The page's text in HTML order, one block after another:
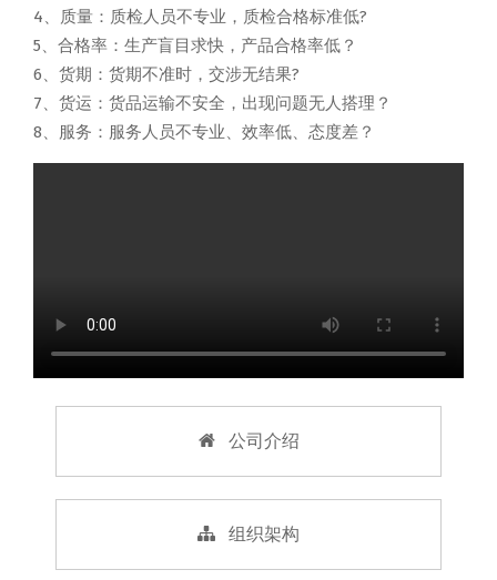
4、质量：质检人员不专业，质检合格标准低?
5、合格率：生产盲目求快，产品合格率低？
6、货期：货期不准时，交涉无结果?
7、货运：货品运输不安全，出现问题无人搭理？
8、服务：服务人员不专业、效率低、态度差？
公司介绍
组织架构